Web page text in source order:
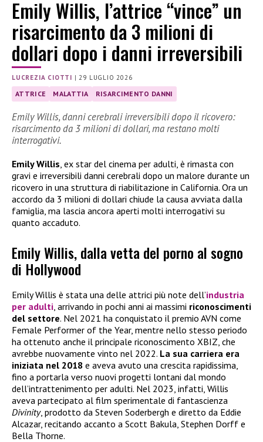
Emily Willis, l’attrice “vince” un
risarcimento da 3 milioni di
dollari dopo i danni irreversibili
LUCREZIA CIOTTI | 29 LUGLIO 2026
ATTRICE MALATTIA RISARCIMENTO DANNI
Emily Willis, danni cerebrali irreversibili dopo il ricovero:
risarcimento da 3 milioni di dollari, ma restano molti
interrogativi.
Emily Willis, ex star del cinema per adulti, è rimasta con
gravi e irreversibili danni cerebrali dopo un malore durante un
ricovero in una struttura di riabilitazione in California. Ora un
accordo da 3 milioni di dollari chiude la causa avviata dalla
famiglia, ma lascia ancora aperti molti interrogativi su
quanto accaduto.
Emily Willis, dalla vetta del porno al sogno
di Hollywood
Emily Willis è stata una delle attrici più note dell’industria
per adulti , arrivando in pochi anni ai massimi riconoscimenti
del settore. Nel 2021 ha conquistato il premio AVN come
Female Performer of the Year, mentre nello stesso periodo
ha ottenuto anche il principale riconoscimento XBIZ, che
avrebbe nuovamente vinto nel 2022. La sua carriera era
iniziata nel 2018 e aveva avuto una crescita rapidissima,
fino a portarla verso nuovi progetti lontani dal mondo
dell’intrattenimento per adulti. Nel 2023, infatti, Willis
aveva partecipato al film sperimentale di fantascienza
Divinity, prodotto da Steven Soderbergh e diretto da Eddie
Alcazar, recitando accanto a Scott Bakula, Stephen Dorff e
Bella Thorne.